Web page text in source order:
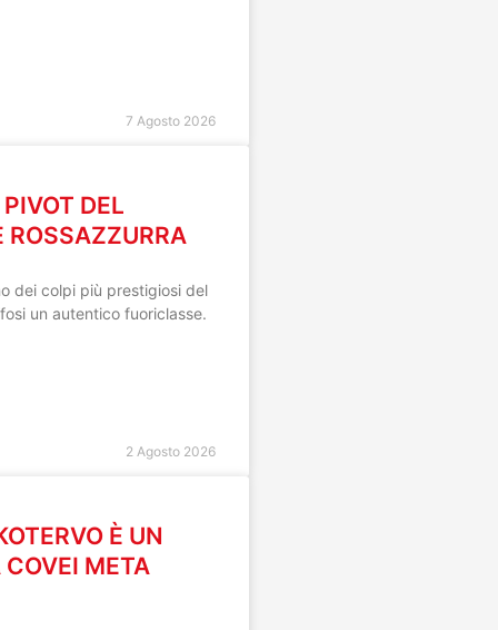
7 Agosto 2026
DEL
ROSSAZZURRA
dei colpi più prestigiosi del
un autentico fuoriclasse.
2 Agosto 2026
È UN
COVEI META